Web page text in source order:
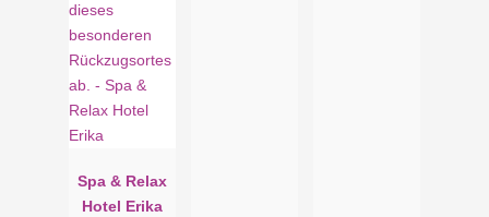
Spa & Relax
Hotel Erika